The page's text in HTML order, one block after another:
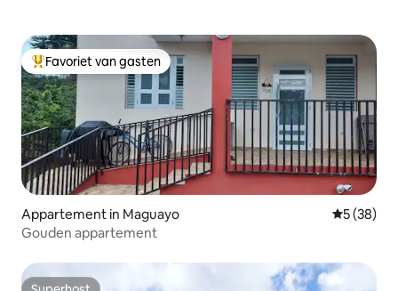
Topfavoriet van gasten
Favoriet van gasten
Appartement in Maguayo
5 (38)
Gouden appartement